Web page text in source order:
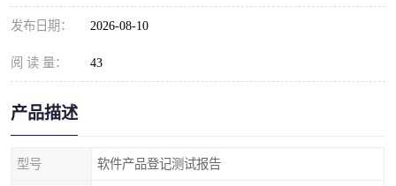
发布日期： 2026-08-10
阅 读 量： 43
产品描述
型号 软件产品登记测试报告